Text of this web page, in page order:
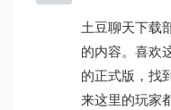
土豆聊天下载
的内容。喜欢
的正式版，找
来这里的玩家